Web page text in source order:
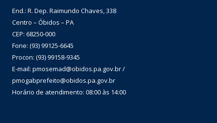
End.: R. Dep. Raimundo Chaves, 338
Centro – Óbidos – PA
CEP: 68250-000
Fone: (93) 99125-6645
Procon: (93) 99158-9345
E-mail: pmosemad@obidos.pa.gov.br /
pmogabprefeito@obidos.pa.gov.br
Horário de atendimento: 08:00 às 14:00